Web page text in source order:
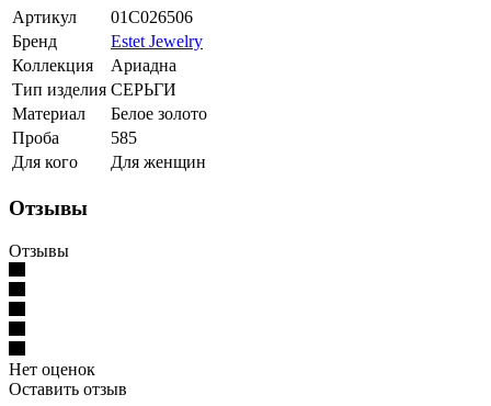
Артикул
01С026506
Бренд
Estet Jewelry
Коллекция
Ариадна
Тип изделия СЕРЬГИ
Материал
Белое золото
Проба
585
Для кого
Для женщин
Отзывы
Отзывы
Нет оценок
Оставить отзыв